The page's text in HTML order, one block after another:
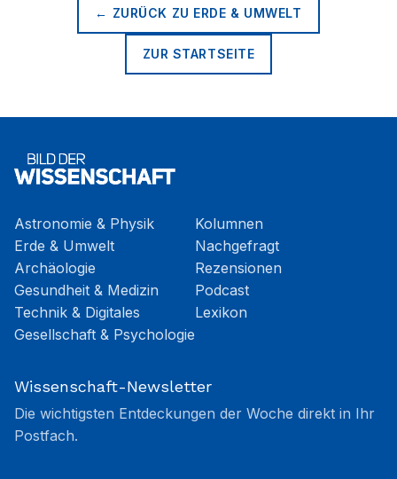
← ZURÜCK ZU ERDE & UMWELT
ZUR STARTSEITE
Astronomie & Physik
Erde & Umwelt
Archäologie
Gesundheit & Medizin
Technik & Digitales
Gesellschaft & Psychologie
Kolumnen
Nachgefragt
Rezensionen
Podcast
Lexikon
Wissenschaft-Newsletter
Die wichtigsten Entdeckungen der Woche direkt in Ihr
Postfach.